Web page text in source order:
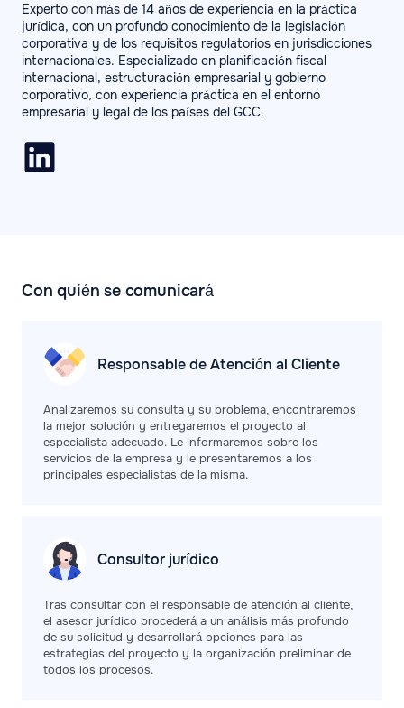
Experto con más de 14 años de experiencia en la práctica
jurídica, con un profundo conocimiento de la legislación
corporativa y de los requisitos regulatorios en jurisdicciones
internacionales. Especializado en planificación fiscal
internacional, estructuración empresarial y gobierno
corporativo, con experiencia práctica en el entorno
empresarial y legal de los países del GCC.
Con quién se comunicará
Responsable de Atención al Cliente
Analizaremos su consulta y su problema, encontraremos
la mejor solución y entregaremos el proyecto al
especialista adecuado. Le informaremos sobre los
servicios de la empresa y le presentaremos a los
principales especialistas de la misma.
Consultor jurídico
Tras consultar con el responsable de atención al cliente,
el asesor jurídico procederá a un análisis más profundo
de su solicitud y desarrollará opciones para las
estrategias del proyecto y la organización preliminar de
todos los procesos.